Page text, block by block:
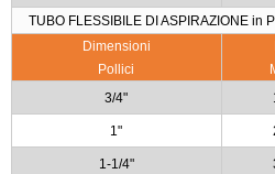
TUBO FLESSIBILE DI ASPIRAZIONE in
Dimensioni
Pollici
3/4"
1"
1-1/4"